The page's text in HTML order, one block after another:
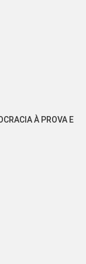
À PROVA E